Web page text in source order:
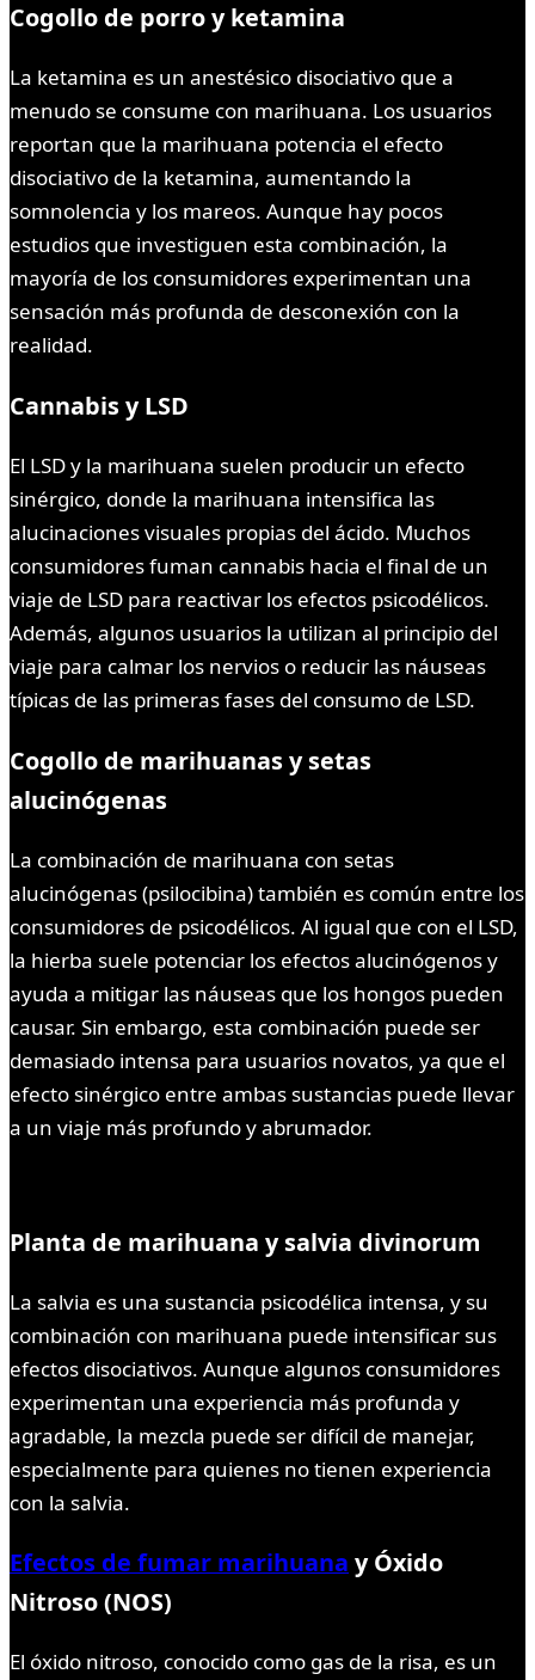
Cogollo de porro y ketamina
La ketamina es un anestésico disociativo que a
menudo se consume con marihuana. Los usuarios
reportan que la marihuana potencia el efecto
disociativo de la ketamina, aumentando la
somnolencia y los mareos. Aunque hay pocos
estudios que investiguen esta combinación, la
mayoría de los consumidores experimentan una
sensación más profunda de desconexión con la
realidad.
Cannabis y LSD
El LSD y la marihuana suelen producir un efecto
sinérgico, donde la marihuana intensifica las
alucinaciones visuales propias del ácido. Muchos
consumidores fuman cannabis hacia el final de un
viaje de LSD para reactivar los efectos psicodélicos.
Además, algunos usuarios la utilizan al principio del
viaje para calmar los nervios o reducir las náuseas
típicas de las primeras fases del consumo de LSD.
Cogollo de marihuanas y setas
alucinógenas
La combinación de marihuana con setas
alucinógenas (psilocibina) también es común entre los
consumidores de psicodélicos. Al igual que con el LSD,
la hierba suele potenciar los efectos alucinógenos y
ayuda a mitigar las náuseas que los hongos pueden
causar. Sin embargo, esta combinación puede ser
demasiado intensa para usuarios novatos, ya que el
efecto sinérgico entre ambas sustancias puede llevar
a un viaje más profundo y abrumador.
Planta de marihuana y salvia divinorum
La salvia es una sustancia psicodélica intensa, y su
combinación con marihuana puede intensificar sus
efectos disociativos. Aunque algunos consumidores
experimentan una experiencia más profunda y
agradable, la mezcla puede ser difícil de manejar,
especialmente para quienes no tienen experiencia
con la salvia.
Efectos de fumar marihuana y Óxido
Nitroso (NOS)
El óxido nitroso, conocido como gas de la risa, es un